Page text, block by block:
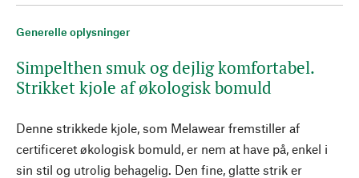
Generelle oplysninger
Simpelthen smuk og dejlig komfortabel.
Strikket kjole af økologisk bomuld
Denne strikkede kjole, som Melawear fremstiller af
certificeret økologisk bomuld, er nem at have på, enkel i
sin stil og utrolig behagelig. Den fine, glatte strik er